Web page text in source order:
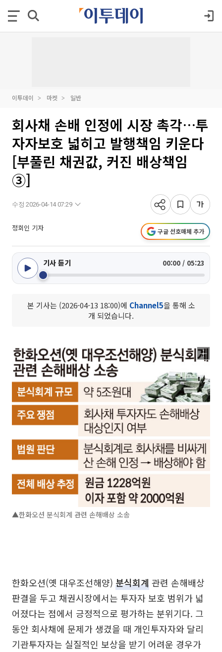
이투데이 마켓 일반
회사채 손배 인정에 시장 촉각…투
자자보호 넓히고 발행책임 키운다
[부풀린 채권값, 커진 배상책임
③]
수정 2026-04-14 07:29
정회인 기자 구글 선호매체 추가
기사 듣기 00:00 / 05:23
본 기사는 (2026-04-13 18:00)에 Channel5을 통해 소
개 되었습니다.
▲한화오션 분식회계 관련 손해배상 소송
한화오션(옛 대우조선해양) 분식회계관련 손해배상
판결을 두고 채권시장에서는 투자자 보호 범위가 넓
어졌다는 점에서 긍정적으로 평가하는 분위기다. 그
동안 회사채에 문제가 생겼을 때 개인투자자와 달리
기관투자자는 실질적인 보상을 받기 어려운 경우가